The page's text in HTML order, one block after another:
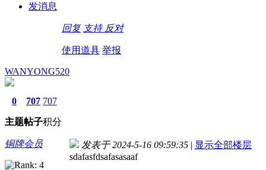
发消息
回复 支持 反对
使用道具 举报
WANYONG520
0
主题
707
帖子
707
积分
铜牌会员 发表于 2024-5-16 09:59:35 | 显示全部楼层
sdafasfdsafasasaaf